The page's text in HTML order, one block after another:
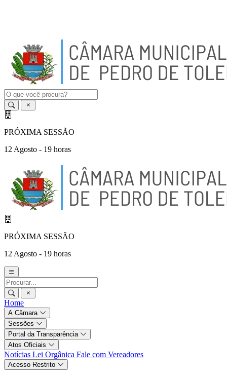
PRÓXIMA SESSÃO
12 Agosto - 19 horas
PRÓXIMA SESSÃO
12 Agosto - 19 horas
Home
A Câmara
Sessões
Portal da Transparência
Atos Oficiais
Notícias Lei Orgânica Fale com Vereadores
Acesso Restrito